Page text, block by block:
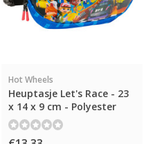
Hot Wheels
Heuptasje Let's Race - 23
x 14 x 9 cm - Polyester